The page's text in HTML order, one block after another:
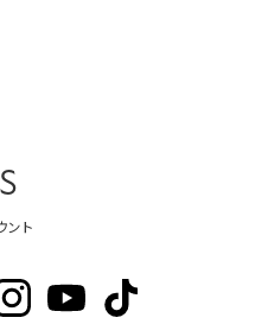
ント